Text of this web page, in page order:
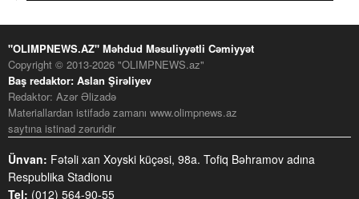
"OLIMPNEWS.AZ" Məhdud Məsuliyyətli Cəmiyyət
Copyright © 2013-2026 "OLIMPNEWS.az"
Baş redaktor: Aslan Şirəliyev
Redaktor: Azər Əlizadə
Materiallardan istifadə zamanı www.olimpnews.az
saytına istinad zəruridir
Ünvan: Fətəli xan Xoyski küçəsi, 98a. Tofiq Bəhramov adına
Respublika Stadionu
Tel: (012) 564-90-55